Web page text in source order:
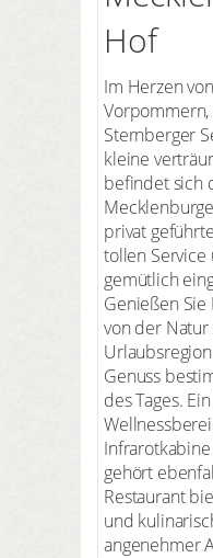
Hof
Im Herzen
Sternberger
kleine
befindet sich
privat
tollen
gemütlich
Genießen
von der
Genuss
des Tages.
gehört
Restaurant
und
angenehmer